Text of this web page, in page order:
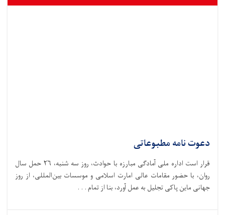
دعوت نامه مطبوعاتی
قرار است اداره ملی آمادگی مبارزه با حوادث،‌ روز سه شنبه، ۲۶ حمل سال
روان، با حضور مقامات عالی امارت اسلامی و موسسات بین‌المللی، از روز
جهانی ماین پاکی تجلیل به عمل آورد، بنا از تمام . . .